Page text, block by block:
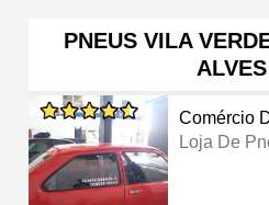
PNEUS VILA
Comércio
Loja De